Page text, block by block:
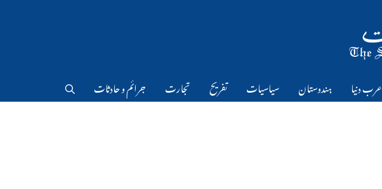
عرب دنیا ہندوستان سیاسیات تفریح تجارت جرائم و حادثات